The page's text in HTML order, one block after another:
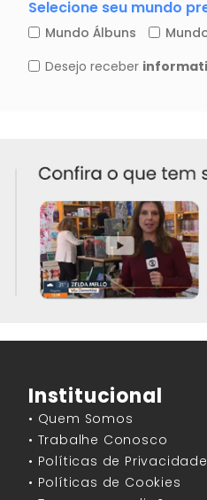
Institucional
• Quem Somos
• Trabalhe Conosco
• Políticas de Privacidade
• Políticas de Cookies